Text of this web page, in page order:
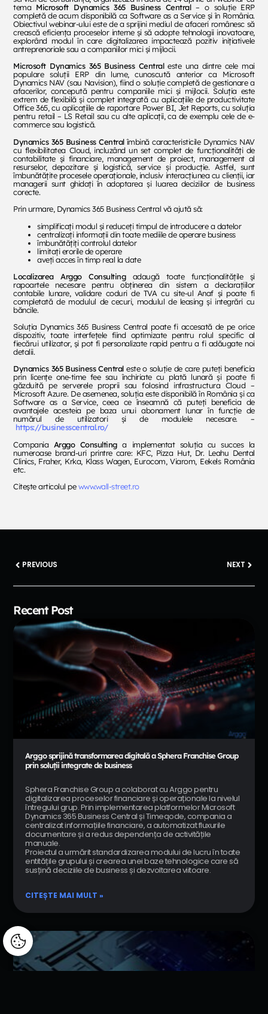
tema Microsoft Dynamics 365 Business Central– o soluție ERP
completă de acum disponibilă ca Software as a Service și în România.
Obiectivul webinar-ului este de a sprijini mediul de afaceri românesc să
crească eficiența proceselor interne și să adopte tehnologii inovatoare,
explorând modul în care digitalizarea impactează pozitiv inițiativele
antreprenoriale sau a companiilor mici și mijlocii.
Microsoft Dynamics 365 Business Centraleste una dintre cele mai
populare soluții ERP din lume, cunoscută anterior ca Microsoft
Dynamics NAV (sau Navision), fiind o soluție completă de gestionare a
afacerilor, concepută pentru companiile mici și mijlocii. Soluția este
extrem de flexibilă și complet integrată cu aplicațiile de productivitate
Office 365, cu aplicațiile de raportare Power BI, Jet Reports, cu soluția
pentru retail – LS Retail sau cu alte aplicații, ca de exemplu cele de e-
commerce sau logistică.
Dynamics 365 Business Centralîmbină caracteristicile Dynamics NAV
cu flexibilitatea Cloud, incluzând un set complet de funcționalități de
contabilitate și financiare, management de proiect, management al
resurselor, depozitare și logistică, service și producție. Astfel, sunt
îmbunătățite procesele operaționale, inclusiv interacțiunea cu clienții, iar
managerii sunt ghidați în adoptarea și luarea deciziilor de business
corecte.
Prin urmare, Dynamics 365 Business Central vă ajută să:
simplificați modul și reduceți timpul de introducere a datelor
centralizați informații din toate mediile de operare business
îmbunătățiți controlul datelor
limitați erorile de operare
aveți acces în timp real la date
Localizarea Arggo Consultingadaugă toate funcționalitățile și
rapoartele necesare pentru obținerea din sistem a declarațiilor
contabile lunare, validare coduri de TVA cu site-ul Anaf și poate fi
completată de modulul de cecuri, modulul de leasing și integrări cu
băncile.
Soluția Dynamics 365 Business Central poate fi accesată de pe orice
dispozitiv, toate interfețele fiind optimizate pentru rolul specific al
fiecărui utilizator, și pot fi personalizate rapid pentru a fi adăugate noi
detalii.
Dynamics 365 Business Centraleste o soluție de care puteți beneficia
prin licențe one-time fee sau închiriate cu plată lunară și poate fi
găzduită pe serverele proprii sau folosind infrastructura Cloud –
Microsoft Azure. De asemenea, soluția este disponibilă în România și ca
Software as a Service, ceea ce înseamnă că puteți beneficia de
avantajele acesteia pe baza unui abonament lunar în funcție de
numărul de utilizatori și de modulele necesare. –
https://businesscentral.ro/
Compania Arggo Consultinga implementat soluția cu succes la
numeroase brand-uri printre care: KFC, Pizza Hut, Dr. Leahu Dental
Clinics, Fraher, Krka, Klass Wagen, Eurocom, Viarom, Eekels România
etc.
Citește articolul pewww.wall-street.ro
PREVIOUS NEXT
Recent Post
Arggo sprijină transformarea digitală a Sphera Franchise Group
prin soluții integrate de business
Sphera Franchise Group a colaborat cu Arggo pentru
digitalizarea proceselor financiare și operaționale la nivelul
întregului grup. Prin implementarea platformelor Microsoft
Dynamics 365 Business Central și Timeqode, compania a
centralizat informațiile financiare, a automatizat fluxurile
documentare și a redus dependența de activitățile
manuale.
Proiectul a urmărit standardizarea modului de lucru în toate
entitățile grupului și crearea unei baze tehnologice care să
susțină deciziile de business și dezvoltarea viitoare.
CITEȘTE MAI MULT »
Manage consent